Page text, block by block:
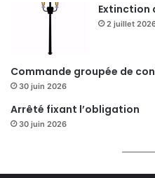
Extinction
2 juillet
Commande groupée de
30 juin 2026
Arrêté fixant l’obligation
30 juin 2026